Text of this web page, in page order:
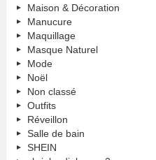
Maison & Décoration
Manucure
Maquillage
Masque Naturel
Mode
Noël
Non classé
Outfits
Réveillon
Salle de bain
SHEIN